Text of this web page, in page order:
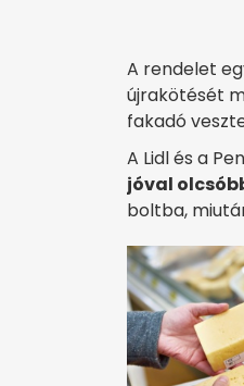
A rendelet
újrakötését
fakadó
A Lidl és a
jóval
boltba,